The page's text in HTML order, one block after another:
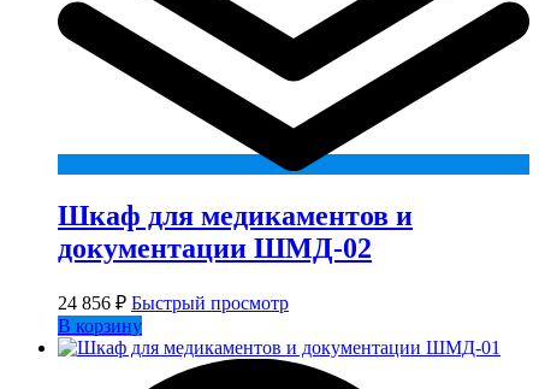
Шкаф для медикаментов и
документации ШМД-02
24 856 ₽ Быстрый просмотр
В корзину